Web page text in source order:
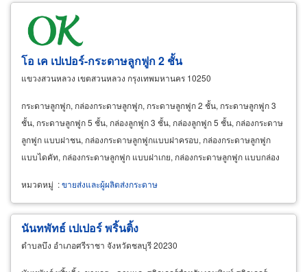
โอ เค เปเปอร์-กระดาษลูกฟูก 2 ชั้น
แขวงสวนหลวง เขตสวนหลวง กรุงเทพมหานคร 10250
กระดาษลูกฟูก, กล่องกระดาษลูกฟูก, กระดาษลูกฟูก 2 ชั้น, กระดาษลูกฟูก 3
ชั้น, กระดาษลูกฟูก 5 ชั้น, กล่องลูกฟูก 3 ชั้น, กล่องลูกฟูก 5 ชั้น, กล่องกระดาษ
ลูกฟูก แบบฝาชน, กล่องกระดาษลูกฟูกแบบฝาครอบ, กล่องกระดาษลูกฟูก
แบบไดคัท, กล่องกระดาษลูกฟูก แบบฝาเกย, กล่องกระดาษลูกฟูก แบบกล่อง
หมวดหมู่ :ขายส่งและผู้ผลิตส่งกระดาษ
นันทพัทธ์ เปเปอร์ พริ้นติ้ง
ตำบลบึง อำเภอศรีราชา จังหวัดชลบุรี 20230